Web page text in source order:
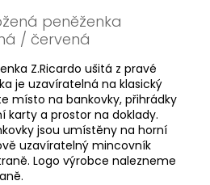
peněženka
/ červená
Z.Ricardo ušitá z pravé
je uzavíratelná na klasický
místo na bankovky, přihrádky
karty a prostor na doklady.
jsou umístěny na horní
uzavíratelný mincovník
Logo výrobce nalezneme